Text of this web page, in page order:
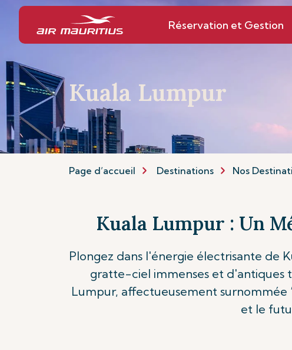
Réservation et Gestion
Kuala Lumpur
Page d’accueil Destinations Nos
Kuala Lumpur : Un
Plongez dans l'énergie électrisante de
gratte-ciel immenses et d'antiques
Lumpur, affectueusement
et le